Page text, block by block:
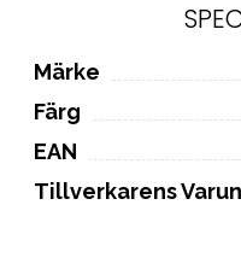
Märke
Färg
EAN
Tillverkarens